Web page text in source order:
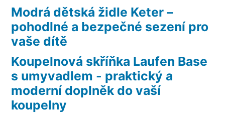
Modrá dětská židle Keter –
pohodlné a bezpečné sezení pro
vaše dítě
Koupelnová skříňka Laufen Base
s umyvadlem - praktický a
moderní doplněk do vaší
koupelny